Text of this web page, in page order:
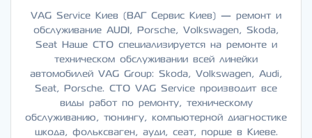
VAG Service Киев (ВАГ Сервис Киев) — ремонт и
обслуживание AUDI, Porsche, Volkswagen, Skoda,
Seat Наше СТО специализируется на ремонте и
техническом обслуживании всей линейки
автомобилей VAG Group: Skoda, Volkswagen, Audi,
Seat, Porsche. СТО VAG Service производит все
виды работ по ремонту, техническому
обслуживанию, тюнингу, компьютерной диагностике
шкода, фольксваген, ауди, сеат, порше в Киеве.